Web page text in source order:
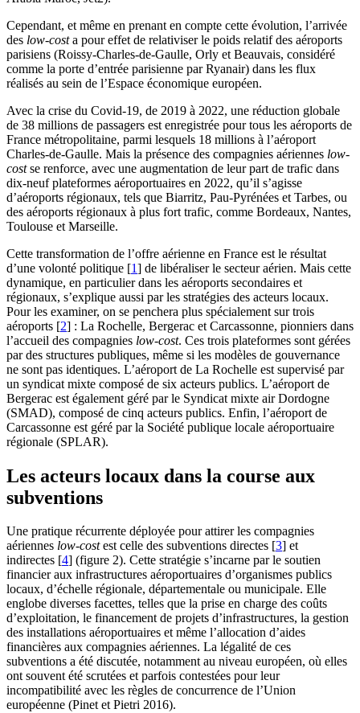
Cependant, et même en prenant en compte cette évolution, l’arrivée
des low-costa pour effet de relativiser le poids relatif des aéroports
parisiens (Roissy-Charles-de-Gaulle, Orly et Beauvais, considéré
comme la porte d’entrée parisienne par Ryanair) dans les flux
réalisés au sein de l’Espace économique européen.
Avec la crise du Covid-19, de 2019 à 2022, une réduction globale
de 38 millions de passagers est enregistrée pour tous les aéroports de
France métropolitaine, parmi lesquels 18 millions à l’aéroport
Charles-de-Gaulle. Mais la présence des compagnies aériennes low-
costse renforce, avec une augmentation de leur part de trafic dans
dix-neuf plateformes aéroportuaires en 2022, qu’il s’agisse
d’aéroports régionaux, tels que Biarritz, Pau-Pyrénées et Tarbes, ou
des aéroports régionaux à plus fort trafic, comme Bordeaux, Nantes,
Toulouse et Marseille.
Cette transformation de l’offre aérienne en France est le résultat
d’une volonté politique [1] de libéraliser le secteur aérien. Mais cette
dynamique, en particulier dans les aéroports secondaires et
régionaux, s’explique aussi par les stratégies des acteurs locaux.
Pour les examiner, on se penchera plus spécialement sur trois
aéroports [2] : La Rochelle, Bergerac et Carcassonne, pionniers dans
l’accueil des compagnies low-cost. Ces trois plateformes sont gérées
par des structures publiques, même si les modèles de gouvernance
ne sont pas identiques. L’aéroport de La Rochelle est supervisé par
un syndicat mixte composé de six acteurs publics. L’aéroport de
Bergerac est également géré par le Syndicat mixte air Dordogne
(SMAD), composé de cinq acteurs publics. Enfin, l’aéroport de
Carcassonne est géré par la Société publique locale aéroportuaire
régionale (SPLAR).
Les acteurs locaux dans la course aux
subventions
Une pratique récurrente déployée pour attirer les compagnies
aériennes low-costest celle des subventions directes [3] et
indirectes [4] (figure 2). Cette stratégie s’incarne par le soutien
financier aux infrastructures aéroportuaires d’organismes publics
locaux, d’échelle régionale, départementale ou municipale. Elle
englobe diverses facettes, telles que la prise en charge des coûts
d’exploitation, le financement de projets d’infrastructures, la gestion
des installations aéroportuaires et même l’allocation d’aides
financières aux compagnies aériennes. La légalité de ces
subventions a été discutée, notamment au niveau européen, où elles
ont souvent été scrutées et parfois contestées pour leur
incompatibilité avec les règles de concurrence de l’Union
européenne (Pinet et Pietri 2016).